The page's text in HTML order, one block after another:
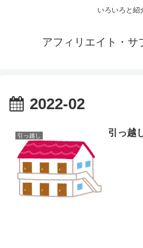
いろいろと紹
アフィリエイト・サ
2022-02
引っ越し 引っ越